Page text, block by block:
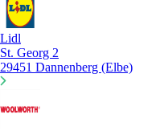
Lidl
St. Georg 2
29451 Dannenberg (Elbe)